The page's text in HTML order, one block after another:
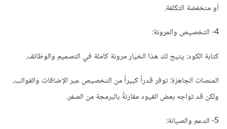
أو منخفضة التكلفة.
4- التخصيص والمرونة:
كتابة الكود: يتيح لك هذا الخيار مرونة كاملة في التصميم والوظائف.
المنصات الجاهزة: توفر قدراً كبيراً من التخصيص عبر الإضافات والقوالب،
ولكن قد تواجه بعض القيود مقارنةً بالبرمجة من الصفر.
5- الدعم والصيانة: